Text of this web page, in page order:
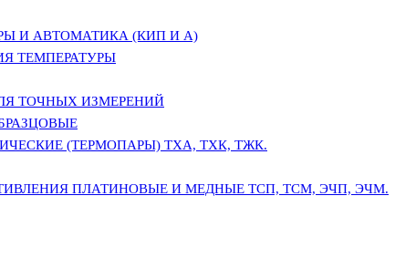
И АВТОМАТИКА (КИП И А)
ТЕМПЕРАТУРЫ
ТОЧНЫХ ИЗМЕРЕНИЙ
(ТЕРМОПАРЫ) ТХА, ТХК, ТЖК.
ПЛАТИНОВЫЕ И МЕДНЫЕ ТСП, ТСМ, ЭЧП, ЭЧМ.